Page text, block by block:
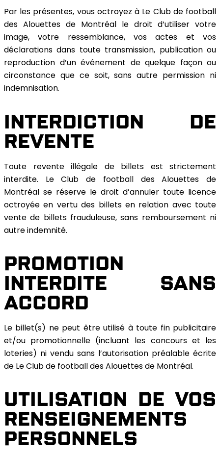
Par les présentes, vous octroyez à Le Club de football
des Alouettes de Montréal le droit d’utiliser votre
image, votre ressemblance, vos actes et vos
déclarations dans toute transmission, publication ou
reproduction d’un événement de quelque façon ou
circonstance que ce soit, sans autre permission ni
indemnisation.
INTERDICTION DE
REVENTE
Toute revente illégale de billets est strictement
interdite. Le Club de football des Alouettes de
Montréal se réserve le droit d’annuler toute licence
octroyée en vertu des billets en relation avec toute
vente de billets frauduleuse, sans remboursement ni
autre indemnité.
PROMOTION
INTERDITE SANS
ACCORD
Le billet(s) ne peut être utilisé à toute fin publicitaire
et/ou promotionnelle (incluant les concours et les
loteries) ni vendu sans l’autorisation préalable écrite
de Le Club de football des Alouettes de Montréal.
UTILISATION DE VOS
RENSEIGNEMENTS
PERSONNELS